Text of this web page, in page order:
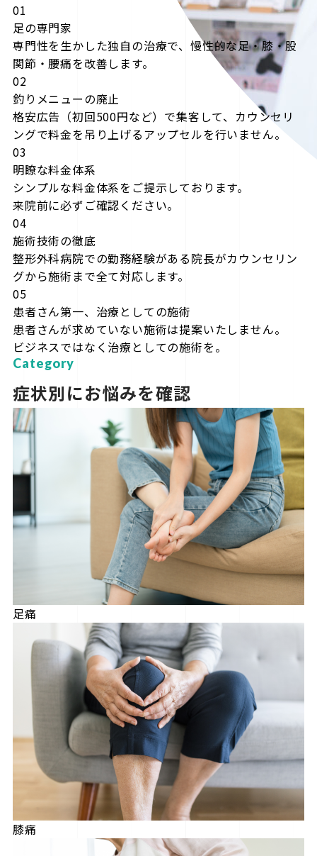
01
足の専門家
専門性を生かした独自の治療で、慢性的な足・膝・股
関節・腰痛を改善します。
02
釣りメニューの廃止
格安広告（初回500円など）で集客して、カウンセリ
ングで料金を吊り上げるアップセルを行いません。
03
明瞭な料金体系
シンプルな料金体系をご提示しております。
来院前に必ずご確認ください。
04
施術技術の徹底
整形外科病院での勤務経験がある院長がカウンセリン
グから施術まで全て対応します。
05
患者さん第一、治療としての施術
患者さんが求めていない施術は提案いたしません。
ビジネスではなく治療としての施術を。
Category
症状別にお悩みを確認
足痛
膝痛